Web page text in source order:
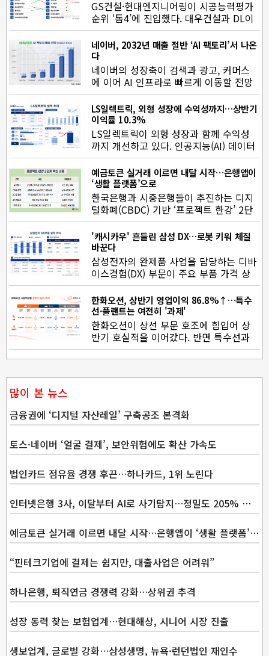
GS건설·현대엔지니어링이 시공능력평가
순위 ‘톱4’에 진입했다. 대우건설과 DL이
앤씨는 지난해 빅배스 여…
네이버, 2032년 매출 절반 ‘AI 팩토리’서 나온
다
네이버의 성장축이 검색과 광고, 커머스
에 이어 AI 인프라로 빠르게 이동할 전망
이다. AI 팩토리 사업이 본격화됨…
LS일렉트릭, 외형 성장에 수익성까지…상반기
이익률 10.3%
LS일렉트릭이 외형 성장과 함께 수익성
까지 개선하고 있다. 인공지능(AI) 데이터
센터와 반도체 투자 확대에 힘입…
예금토큰 실거래 이르면 내달 시작…은행앱이
‘생활 플랫폼’으로
한국은행과 시중은행들이 추진하는 디지
털화폐(CBDC) 기반 ‘프로젝트 한강’ 2단
계 실거래가 이르면 9월부터…
'캐시카우' 흔들린 삼성 DX…로봇 키워 체질
바꾼다
삼성전자의 완제품 사업을 담당하는 디바
이스경험(DX) 부문이 주요 부품 가격 상
승 등의 영향으로 2분기 적자 전…
한화오션, 상반기 영업이익 86.8%↑…특수
선·플랜트는 여전히 '과제'
한화오션이 상선 부문 호조에 힘입어 상
반기 호실적을 이어갔다. 반면 특수선과
에너지플랜트 부문은 적자를 지속…
많이 본 뉴스
금융권에 ‘디지털 자산레일’ 구축공조 본격화
토스·네이버 ‘얼굴 결제’, 보안위험에도 확산 가속도
법인카드 점유율 경쟁 후끈…하나카드, 1위 노린다
인터넷은행 3사, 이달부터 AI로 사기탐지…정밀도 205% 향상
예금토큰 실거래 이르면 내달 시작…은행앱이 ‘생활 플랫폼’으로
“핀테크기업에 결제는 쉽지만, 대출사업은 어려워”
하나은행, 퇴직연금 경쟁력 강화…상위권 추격
성장 동력 찾는 보험업계…현대해상, 시니어 시장 진출
생보업계, 글로벌 강화…삼성생명, 뉴욕·런던법인 재인수